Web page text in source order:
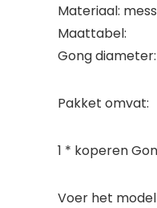
Materiaal:
Maattabel:
Gong
Pakket omvat:
1 * koperen
Voer het